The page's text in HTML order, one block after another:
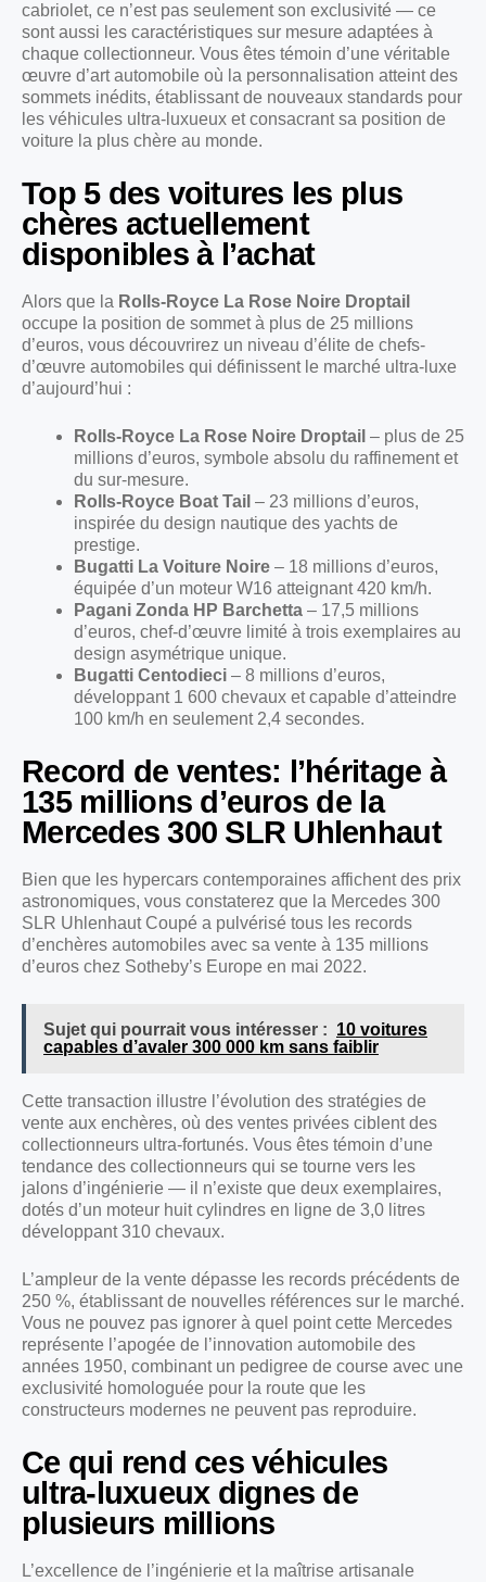
cabriolet, ce n’est pas seulement son exclusivité — ce
sont aussi les caractéristiques sur mesure adaptées à
chaque collectionneur. Vous êtes témoin d’une véritable
œuvre d’art automobile où la personnalisation atteint des
sommets inédits, établissant de nouveaux standards pour
les véhicules ultra-luxueux et consacrant sa position de
voiture la plus chère au monde.
Top 5 des voitures les plus
chères actuellement
disponibles à l’achat
Alors que la Rolls-Royce La Rose Noire Droptail
occupe la position de sommet à plus de 25 millions
d’euros, vous découvrirez un niveau d’élite de chefs-
d’œuvre automobiles qui définissent le marché ultra-luxe
d’aujourd’hui :
Rolls-Royce La Rose Noire Droptail – plus de 25
millions d’euros, symbole absolu du raffinement et
du sur-mesure.
Rolls-Royce Boat Tail – 23 millions d’euros,
inspirée du design nautique des yachts de
prestige.
Bugatti La Voiture Noire – 18 millions d’euros,
équipée d’un moteur W16 atteignant 420 km/h.
Pagani Zonda HP Barchetta – 17,5 millions
d’euros, chef-d’œuvre limité à trois exemplaires au
design asymétrique unique.
Bugatti Centodieci – 8 millions d’euros,
développant 1 600 chevaux et capable d’atteindre
100 km/h en seulement 2,4 secondes.
Record de ventes: l’héritage à
135 millions d’euros de la
Mercedes 300 SLR Uhlenhaut
Bien que les hypercars contemporaines affichent des prix
astronomiques, vous constaterez que la Mercedes 300
SLR Uhlenhaut Coupé a pulvérisé tous les records
d’enchères automobiles avec sa vente à 135 millions
d’euros chez Sotheby’s Europe en mai 2022.
Sujet qui pourrait vous intéresser : 10 voitures
capables d’avaler 300 000 km sans faiblir
Cette transaction illustre l’évolution des stratégies de
vente aux enchères, où des ventes privées ciblent des
collectionneurs ultra-fortunés. Vous êtes témoin d’une
tendance des collectionneurs qui se tourne vers les
jalons d’ingénierie — il n’existe que deux exemplaires,
dotés d’un moteur huit cylindres en ligne de 3,0 litres
développant 310 chevaux.
L’ampleur de la vente dépasse les records précédents de
250 %, établissant de nouvelles références sur le marché.
Vous ne pouvez pas ignorer à quel point cette Mercedes
représente l’apogée de l’innovation automobile des
années 1950, combinant un pedigree de course avec une
exclusivité homologuée pour la route que les
constructeurs modernes ne peuvent pas reproduire.
Ce qui rend ces véhicules
ultra-luxueux dignes de
plusieurs millions
L’excellence de l’ingénierie et la maîtrise artisanale